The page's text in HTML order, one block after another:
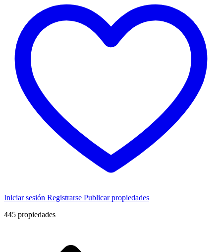
Iniciar sesión Registrarse Publicar propiedades
445 propiedades